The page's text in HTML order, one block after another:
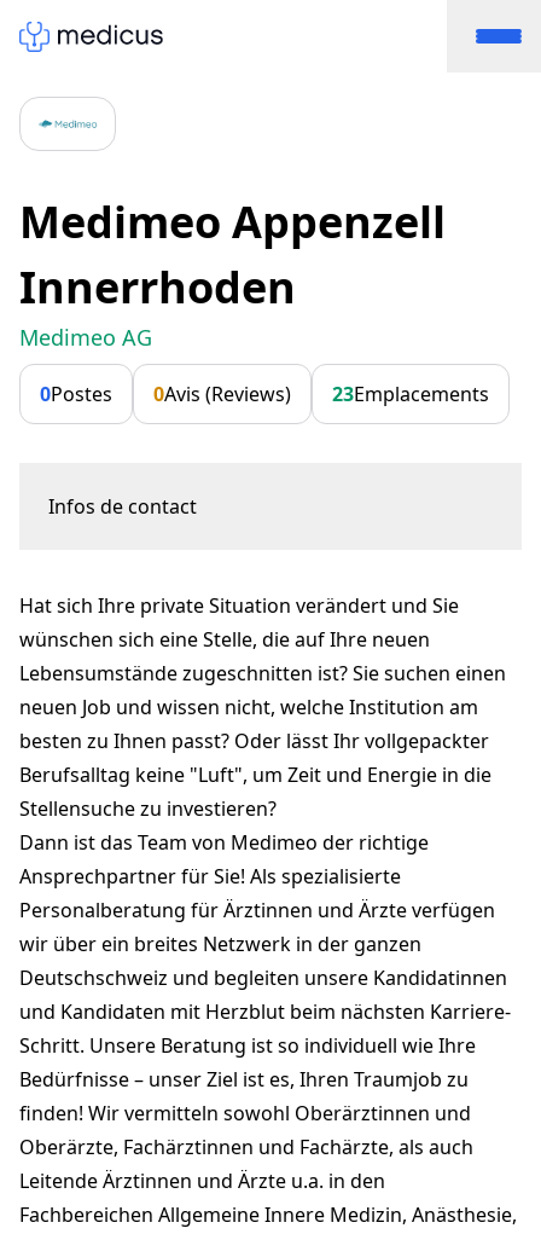
Medimeo Appenzell
Innerrhoden
Medimeo AG
0Postes 0Avis (Reviews) 23Emplacements
Infos de contact
+41 31 310 98 76
medimeo.ch
Hat sich Ihre private Situation verändert und Sie
wünschen sich eine Stelle, die auf Ihre neuen
Lebensumstände zugeschnitten ist? Sie suchen einen
neuen Job und wissen nicht, welche Institution am
besten zu Ihnen passt? Oder lässt Ihr vollgepackter
Berufsalltag keine "Luft", um Zeit und Energie in die
Stellensuche zu investieren?
Dann ist das Team von Medimeo der richtige
Ansprechpartner für Sie! Als spezialisierte
Personalberatung für Ärztinnen und Ärzte verfügen
wir über ein breites Netzwerk in der ganzen
Deutschschweiz und begleiten unsere Kandidatinnen
und Kandidaten mit Herzblut beim nächsten Karriere-
Schritt. Unsere Beratung ist so individuell wie Ihre
Bedürfnisse – unser Ziel ist es, Ihren Traumjob zu
finden! Wir vermitteln sowohl Oberärztinnen und
Oberärzte, Fachärztinnen und Fachärzte, als auch
Leitende Ärztinnen und Ärzte u.a. in den
Fachbereichen Allgemeine Innere Medizin, Anästhesie,